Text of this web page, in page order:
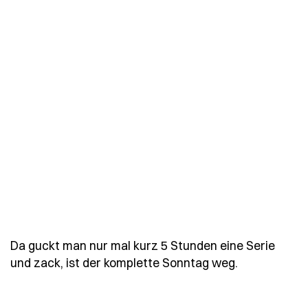
Da guckt man nur mal kurz 5 Stunden eine Serie
und zack, ist der komplette Sonntag weg.